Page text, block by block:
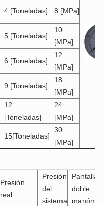
4 [Toneladas] 8 [MPa]
5 [Toneladas]
10
[MPa]
6 [Toneladas]
12
[MPa]
9 [Toneladas]
18
[MPa]
12
[Toneladas]
24
[MPa]
15[Toneladas]
30
[MPa]
Presión
real
Presión
del
sistema
Pantalla
doble